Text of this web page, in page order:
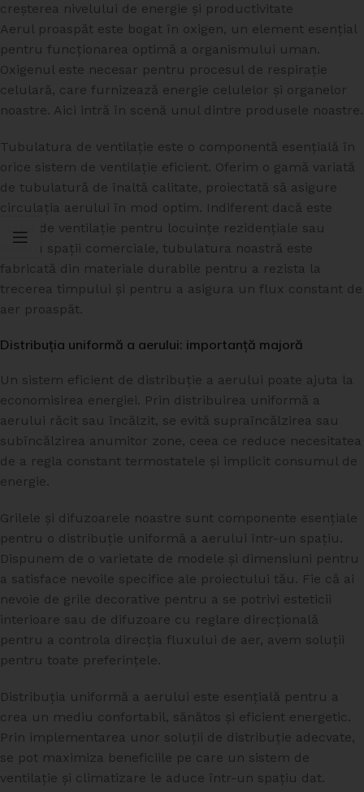
creșterea nivelului de energie și productivitate
Aerul proaspăt este bogat în oxigen, un element esențial
pentru funcționarea optimă a organismului uman.
Oxigenul este necesar pentru procesul de respirație
celulară, care furnizează energie celulelor și organelor
noastre. Aici intră în scenă unul dintre produsele noastre.
Tubulatura de ventilație este o componentă esențială în
orice sistem de ventilație eficient. Oferim o gamă variată
de tubulatură de înaltă calitate, proiectată să asigure
circulația aerului în mod optim. Indiferent dacă este
vorba de ventilație pentru locuințe rezidențiale sau
pentru spații comerciale, tubulatura noastră este
fabricată din materiale durabile pentru a rezista la
trecerea timpului și pentru a asigura un flux constant de
aer proaspăt.
Distribuția uniformă a aerului: importanță majoră
Un sistem eficient de distribuție a aerului poate ajuta la
economisirea energiei. Prin distribuirea uniformă a
aerului răcit sau încălzit, se evită supraîncălzirea sau
subîncălzirea anumitor zone, ceea ce reduce necesitatea
de a regla constant termostatele și implicit consumul de
energie.
Grilele și difuzoarele noastre sunt componente esențiale
pentru o distribuție uniformă a aerului într-un spațiu.
Dispunem de o varietate de modele și dimensiuni pentru
a satisface nevoile specifice ale proiectului tău. Fie că ai
nevoie de grile decorative pentru a se potrivi esteticii
interioare sau de difuzoare cu reglare direcțională
pentru a controla direcția fluxului de aer, avem soluții
pentru toate preferințele.
Distribuția uniformă a aerului este esențială pentru a
crea un mediu confortabil, sănătos și eficient energetic.
Prin implementarea unor soluții de distribuție adecvate,
se pot maximiza beneficiile pe care un sistem de
ventilație și climatizare le aduce într-un spațiu dat.